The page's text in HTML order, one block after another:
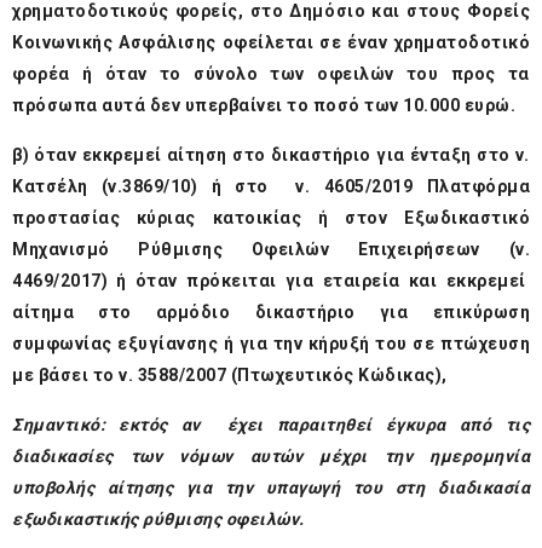
χρηματοδοτικούς φορείς, στο Δημόσιο και στους Φορείς
Κοινωνικής Ασφάλισης οφείλεται σε έναν χρηματοδοτικό
φορέα ή όταν το σύνολο των οφειλών του προς τα
πρόσωπα αυτά δεν υπερβαίνει το ποσό των 10.000 ευρώ.
β) όταν εκκρεμεί αίτηση στο δικαστήριο για ένταξη στο ν.
Κατσέλη (ν.3869/10) ή στο ν. 4605/2019 Πλατφόρμα
προστασίας κύριας κατοικίας ή στον Εξωδικαστικό
Μηχανισμό Ρύθμισης Οφειλών Επιχειρήσεων (ν.
4469/2017) ή όταν πρόκειται για εταιρεία και εκκρεμεί
αίτημα στο αρμόδιο δικαστήριο για επικύρωση
συμφωνίας εξυγίανσης ή για την κήρυξή του σε πτώχευση
με βάσει το ν. 3588/2007 (Πτωχευτικός Κώδικας),
Σημαντικό: εκτός αν έχει παραιτηθεί έγκυρα από τις
διαδικασίες των νόμων αυτών μέχρι την ημερομηνία
υποβολής αίτησης για την υπαγωγή του στη διαδικασία
εξωδικαστικής ρύθμισης οφειλών.